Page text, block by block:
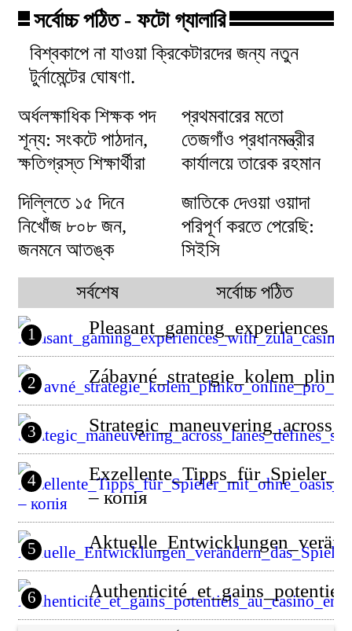
সর্বোচ্চ পঠিত - ফটো গ্যালারি
বিশ্বকাপে না যাওয়া ক্রিকেটারদের জন্য নতুন
টুর্নামেন্টের ঘোষণা.
অর্ধলক্ষাধিক শিক্ষক পদ
শূন্য: সংকটে পাঠদান,
ক্ষতিগ্রস্ত শিক্ষার্থীরা
প্রথমবারের মতো
তেজগাঁও প্রধানমন্ত্রীর
কার্যালয়ে তারেক রহমান
দিল্লিতে ১৫ দিনে
নিখোঁজ ৮০৮ জন,
জনমনে আতঙ্ক
জাতিকে দেওয়া ওয়াদা
পরিপূর্ণ করতে পেরেছি:
সিইসি
সর্বশেষ
সর্বোচ্চ পঠিত
1
2
3
4
– копія
5
6